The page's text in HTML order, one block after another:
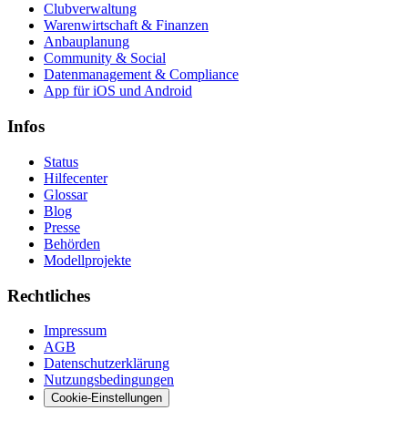
Clubverwaltung
Warenwirtschaft & Finanzen
Anbauplanung
Community & Social
Datenmanagement & Compliance
App für iOS und Android
Infos
Status
Hilfecenter
Glossar
Blog
Presse
Behörden
Modellprojekte
Rechtliches
Impressum
AGB
Datenschutzerklärung
Nutzungsbedingungen
Cookie-Einstellungen